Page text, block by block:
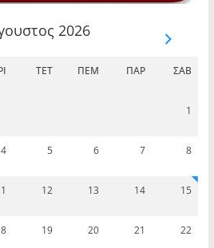
2026
ΤΕΤ ΠΈΜ ΠΑΡ ΣΆΒ
1
4 5 6 7 8
12 13 14 15
19 20 21 22